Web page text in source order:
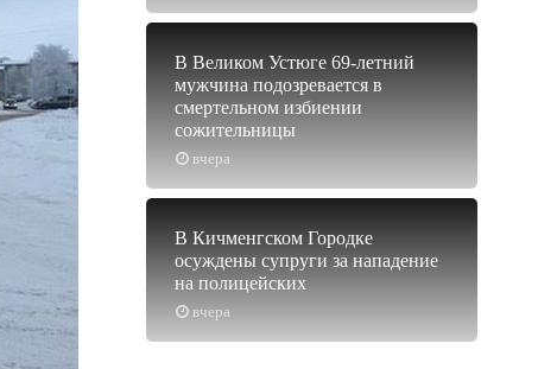
вчера
В Великом Устюге 69-летний
мужчина подозревается в
смертельном избиении
сожительницы
вчера
В Кичменгском Городке
осуждены супруги за нападение
на полицейских